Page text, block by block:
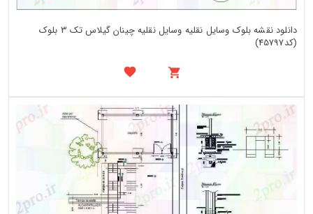
دانلود نقشه بلوک وسایل نقلیه وسایل نقلیه چینان گیلاس تک 3 بلوک
(کد45797)